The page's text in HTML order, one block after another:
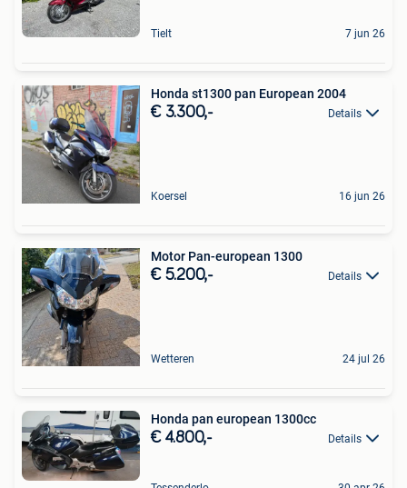
Tielt 7 jun 26
Honda st1300 pan European 2004
€ 3.300,- Details
Koersel 16 jun 26
Motor Pan-european 1300
€ 5.200,- Details
Wetteren 24 jul 26
Honda pan european 1300cc
€ 4.800,- Details